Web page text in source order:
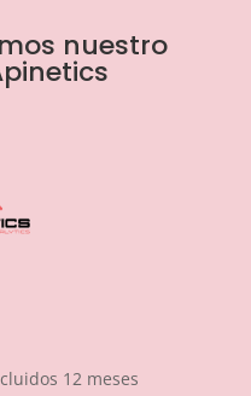
nuestro
12 meses